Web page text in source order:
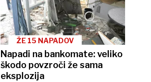
ŽE 15 NAPADOV
Napadi na bankomate: veliko
škodo povzroči že sama
eksplozija